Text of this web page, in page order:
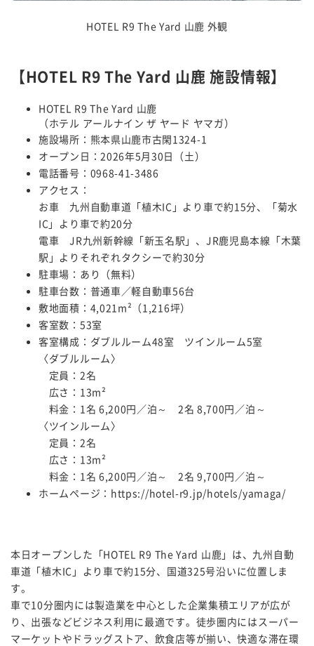
HOTEL R9 The Yard 山鹿 外観
【HOTEL R9 The Yard 山鹿 施設情報】
HOTEL R9 The Yard 山鹿
（ホテル アールナイン ザ ヤード ヤマガ）
施設場所：熊本県山鹿市古閑1324-1
オープン日：2026年5月30日（土）
電話番号：0968-41-3486
アクセス：
お車 九州自動車道「植木IC」より車で約15分、「菊水
IC」より車で約20分
電車 JR九州新幹線「新玉名駅」、JR鹿児島本線「木葉
駅」よりそれぞれタクシーで約30分
駐車場：あり（無料）
駐車台数：普通車／軽自動車56台
敷地面積：4,021m²（1,216坪）
客室数：53室
客室構成：ダブルルーム48室 ツインルーム5室
〈ダブルルーム〉
定員：2名
広さ：13m²
料金：1名 6,200円／泊～ 2名 8,700円／泊～
〈ツインルーム〉
定員：2名
広さ：13m²
料金：1名 6,200円／泊～ 2名 9,700円／泊～
ホームページ： https://hotel-r9.jp/hotels/yamaga/
本日オープンした「HOTEL R9 The Yard 山鹿」は、九州自動
車道「植木IC」より車で約15分、国道325号沿いに位置しま
す。
車で10分圏内には製造業を中心とした企業集積エリアが広が
り、出張などビジネス利用に最適です。徒歩圏内にはスーパー
マーケットやドラッグストア、飲食店等が揃い、快適な滞在環